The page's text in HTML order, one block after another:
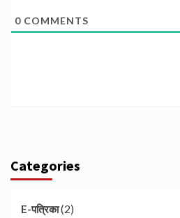
0 COMMENTS
Categories
E-पत्रिका(2)